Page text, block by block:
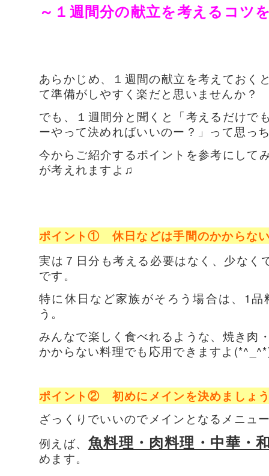
～１週間分の献立を考えるコツ
あらかじめ、１週間の献立を考えておく
て準備がしやすく楽だと思いませんか？
でも、１週間分と聞くと「考えるだけで
ーやって決めればいいのー？」 って思っ
今からご紹介するポイントを参考にして
が考えれますよ♫
ポイント① 休日などは手間のかからな
実は７日分も考える必要はなく、少なく
です。
特に休日など家族がそろう場合は、1
う。
みんなで楽しく食べれるような、 焼き肉
かからない料理でも応用できますよ
ポイント② 初めにメインを決めましょ
ざっくりでいいのでメインとなるメニュ
例えば、 魚料理・肉料理・中華・
めます。